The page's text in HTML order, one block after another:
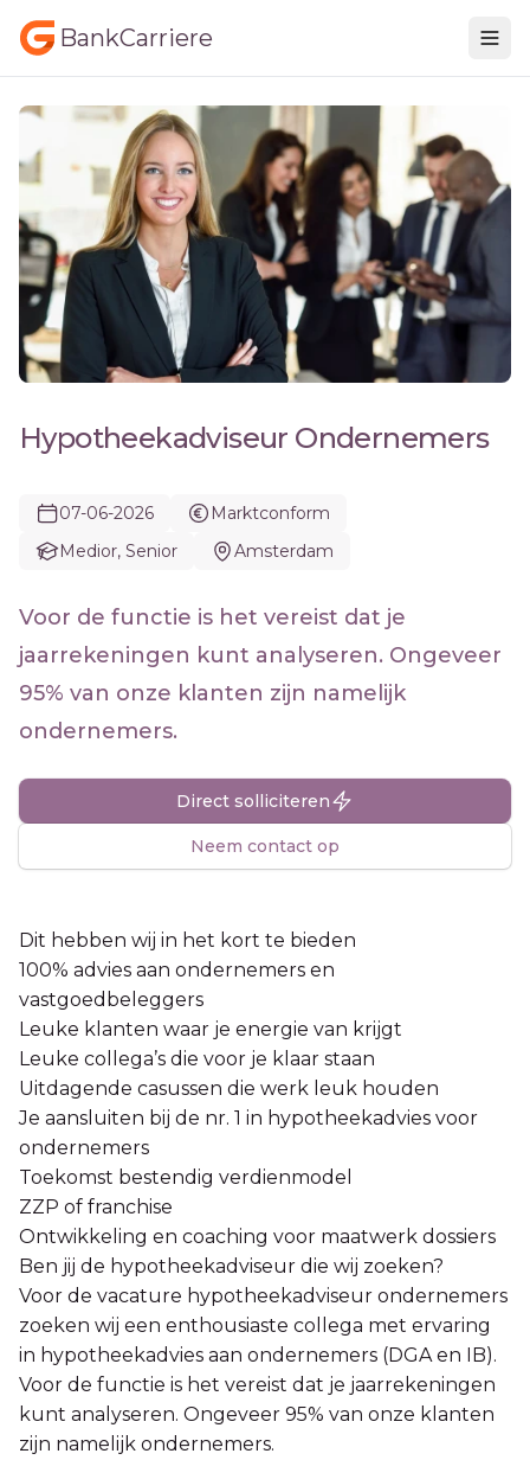
BankCarriere
Hypotheekadviseur Ondernemers
07-06-2026
Marktconform
Medior, Senior
Amsterdam
Voor de functie is het vereist dat je
jaarrekeningen kunt analyseren. Ongeveer
95% van onze klanten zijn namelijk
ondernemers.
Direct solliciteren
Neem contact op
Dit hebben wij in het kort te bieden
100% advies aan ondernemers en
vastgoedbeleggers
Leuke klanten waar je energie van krijgt
Leuke collega’s die voor je klaar staan
Uitdagende casussen die werk leuk houden
Je aansluiten bij de nr. 1 in hypotheekadvies voor
ondernemers
Toekomst bestendig verdienmodel
ZZP of franchise
Ontwikkeling en coaching voor maatwerk dossiers
Ben jij de hypotheekadviseur die wij zoeken?
Voor de vacature hypotheekadviseur ondernemers
zoeken wij een enthousiaste collega met ervaring
in hypotheekadvies aan ondernemers (DGA en IB).
Voor de functie is het vereist dat je jaarrekeningen
kunt analyseren. Ongeveer 95% van onze klanten
zijn namelijk ondernemers.